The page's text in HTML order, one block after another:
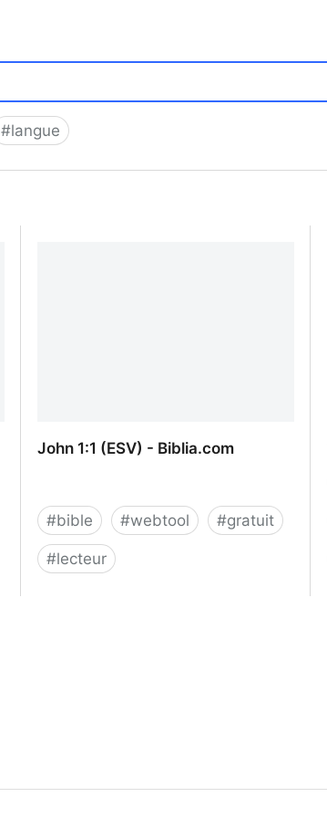
#langue
John 1:1 (ESV) - Biblia.com
#bible #webtool #gratuit
#lecteur